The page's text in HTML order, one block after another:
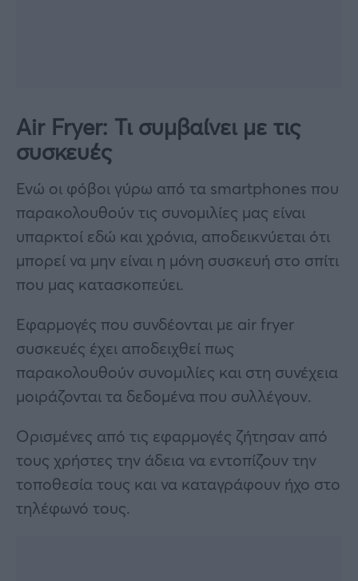
Air Fryer: Τι συμβαίνει με τις
συσκευές
Ενώ οι φόβοι γύρω από τα smartphones που
παρακολουθούν τις συνομιλίες μας είναι
υπαρκτοί εδώ και χρόνια, αποδεικνύεται ότι
μπορεί να μην είναι η μόνη συσκευή στο σπίτι
που μας κατασκοπεύει.
Εφαρμογές που συνδέονται με air fryer
συσκευές έχει αποδειχθεί πως
παρακολουθούν συνομιλίες και στη συνέχεια
μοιράζονται τα δεδομένα που συλλέγουν.
Ορισμένες από τις εφαρμογές ζήτησαν από
τους χρήστες την άδεια να εντοπίζουν την
τοποθεσία τους και να καταγράφουν ήχο στο
τηλέφωνό τους.